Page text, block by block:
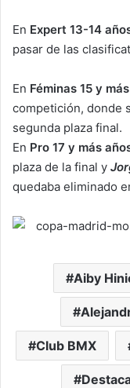
En Expert 13-14
pasar de las
En Féminas 15 y
competición, donde
segunda plaza final.
En Pro 17 y más
plaza de la final y
quedaba eliminado
Aiby
Club BMX